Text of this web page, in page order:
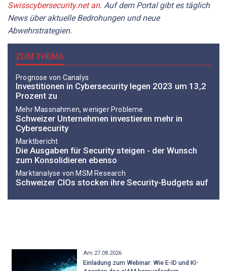
Swisscybersecurity.net an. Auf dem Portal gibt es täglich
News über aktuelle Bedrohungen und neue
Abwehrstrategien.
ZUM THEMA
Prognose von Canalys
Investitionen in Cybersecurity legen 2023 um 13,2
Prozent zu
Mehr Massnahmen, weniger Probleme
Schweizer Unternehmen investieren mehr in
Cybersecurity
Marktbericht
Die Ausgaben für Security steigen - der Wunsch
zum Konsolidieren ebenso
Marktanalyse von MSM Research
Schweizer CIOs stocken ihre Security-Budgets auf
Am 27.08.2026
Einladung zum Webinar: Wie E-ID und KI-